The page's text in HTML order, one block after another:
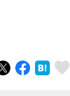
ツイートシェア はてブ